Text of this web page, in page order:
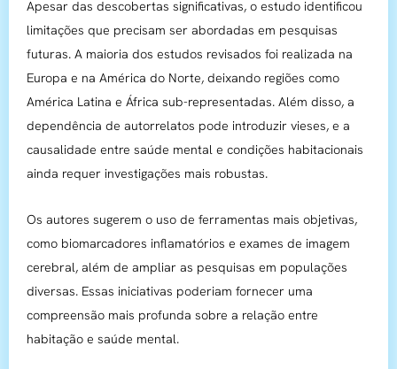
Apesar das descobertas significativas, o estudo identificou
limitações que precisam ser abordadas em pesquisas
futuras. A maioria dos estudos revisados foi realizada na
Europa e na América do Norte, deixando regiões como
América Latina e África sub-representadas. Além disso, a
dependência de autorrelatos pode introduzir vieses, e a
causalidade entre saúde mental e condições habitacionais
ainda requer investigações mais robustas.
Os autores sugerem o uso de ferramentas mais objetivas,
como biomarcadores inflamatórios e exames de imagem
cerebral, além de ampliar as pesquisas em populações
diversas. Essas iniciativas poderiam fornecer uma
compreensão mais profunda sobre a relação entre
habitação e saúde mental.